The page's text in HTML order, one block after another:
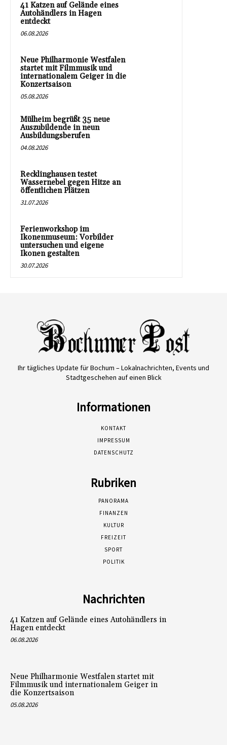
41 Katzen auf Gelände eines
Autohändlers in Hagen
entdeckt
06.08.2026
Neue Philharmonie Westfalen
startet mit Filmmusik und
internationalem Geiger in die
Konzertsaison
05.08.2026
Mülheim begrüßt 35 neue
Auszubildende in neun
Ausbildungsberufen
04.08.2026
Recklinghausen testet
Wassernebel gegen Hitze an
öffentlichen Plätzen
31.07.2026
Ferienworkshop im
Ikonenmuseum: Vorbilder
untersuchen und eigene
Ikonen gestalten
30.07.2026
Ihr tägliches Update für Bochum – Lokalnachrichten, Events und
Stadtgeschehen auf einen Blick
Informationen
KONTAKT
IMPRESSUM
DATENSCHUTZ
Rubriken
PANORAMA
FINANZEN
KULTUR
FREIZEIT
SPORT
POLITIK
Nachrichten
41 Katzen auf Gelände eines Autohändlers in
Hagen entdeckt
06.08.2026
Neue Philharmonie Westfalen startet mit
Filmmusik und internationalem Geiger in
die Konzertsaison
05.08.2026